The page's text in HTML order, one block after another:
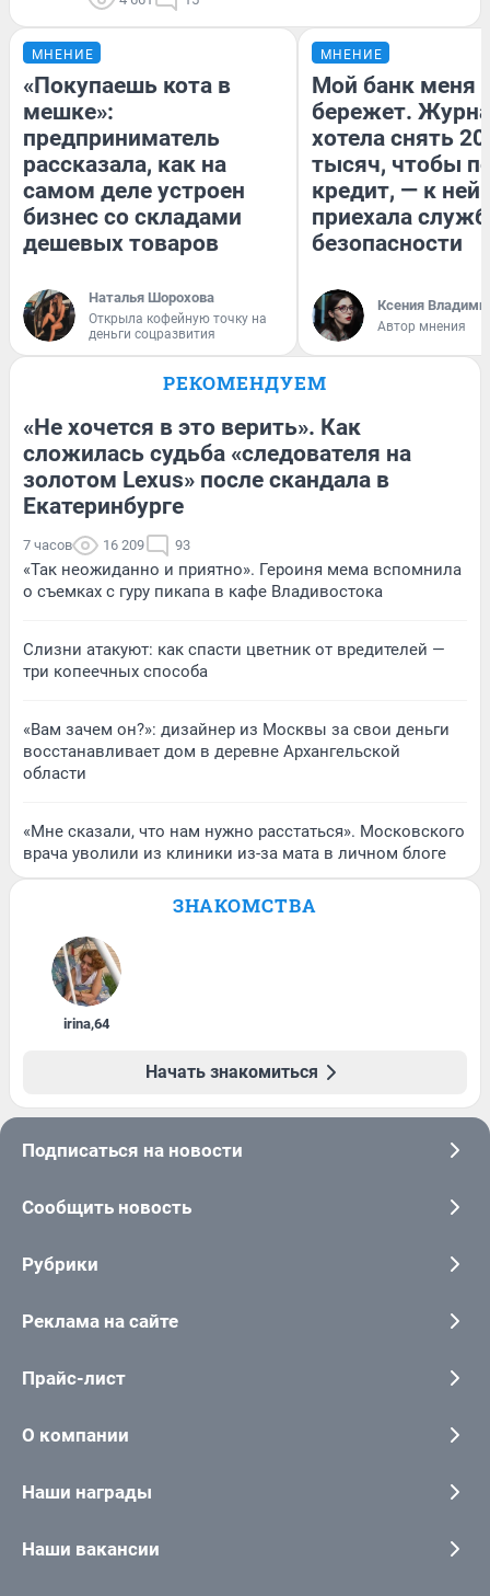
МНЕНИЕ
«Покупаешь кота в
мешке»:
предприниматель
рассказала, как на
самом деле устроен
бизнес со складами
дешевых товаров
Наталья Шорохова
Открыла кофейную точку на
деньги соцразвития
МНЕНИЕ
Мой банк меня
бережет.
хотела снять
тысяч, чтобы
кредит, — к
приехала
безопасности
Ксения
Автор мнения
РЕКОМЕНДУЕМ
«Не хочется в это верить». Как
сложилась судьба «следователя на
золотом Lexus» после скандала в
Екатеринбурге
7 часов 16 209 93
«Так неожиданно и приятно». Героиня мема вспомнила
о съемках с гуру пикапа в кафе Владивостока
Слизни атакуют: как спасти цветник от вредителей —
три копеечных способа
«Вам зачем он?»: дизайнер из Москвы за свои деньги
восстанавливает дом в деревне Архангельской
области
«Мне сказали, что нам нужно расстаться». Московского
врача уволили из клиники из-за мата в личном блоге
ЗНАКОМСТВА
irina,64
Начать знакомиться
Подписаться на новости
Сообщить новость
Рубрики
Реклама на сайте
Прайс-лист
О компании
Наши награды
Наши вакансии